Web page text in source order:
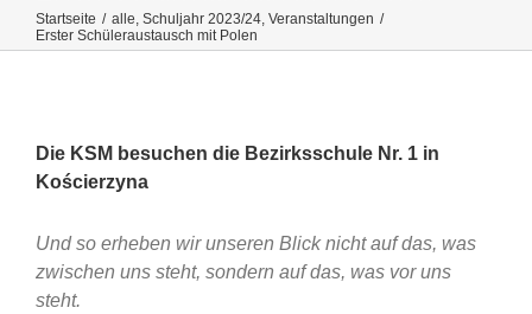
Startseite / alle, Schuljahr 2023/24, Veranstaltungen /
Erster Schüleraustausch mit Polen
Die KSM besuchen die Bezirksschule Nr. 1 in
Kościerzyna
Und so erheben wir unseren Blick nicht auf das, was
zwischen uns steht, sondern auf das, was vor uns
steht.